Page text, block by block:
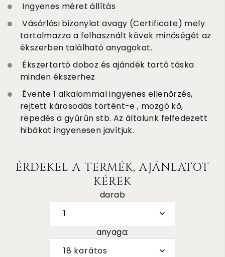
Ingyenes méret állítás
Vásárlási bizonylat avagy (Certificate) mely
tartalmazza a felhasznált kövek minőségét az
ékszerben található anyagokat.
Ékszertartó doboz és ajándék tartó táska
minden ékszerhez
Évente 1 alkalommal ingyenes ellenőrzés,
rejtett károsodás történt-e , mozgó kő,
repedés a gyűrűn stb. Az általunk felfedezett
hibákat ingyenesen javítjuk.
ÉRDEKEL A TERMÉK, AJÁNLATOT
KÉREK
darab
1
anyaga:
18 karátos